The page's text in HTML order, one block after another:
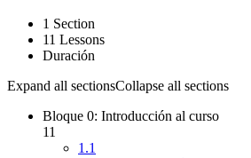
1 Section
11 Lessons
Duración
Expand all sectionsCollapse all sections
Bloque 0: Introducción al curso
11
1.1